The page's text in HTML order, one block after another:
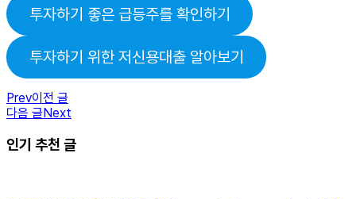
투자하기 좋은 급등주를 확인하기
투자하기 위한 저신용대출 알아보기
Prev이전 글
다음 글Next
인기 추천 글